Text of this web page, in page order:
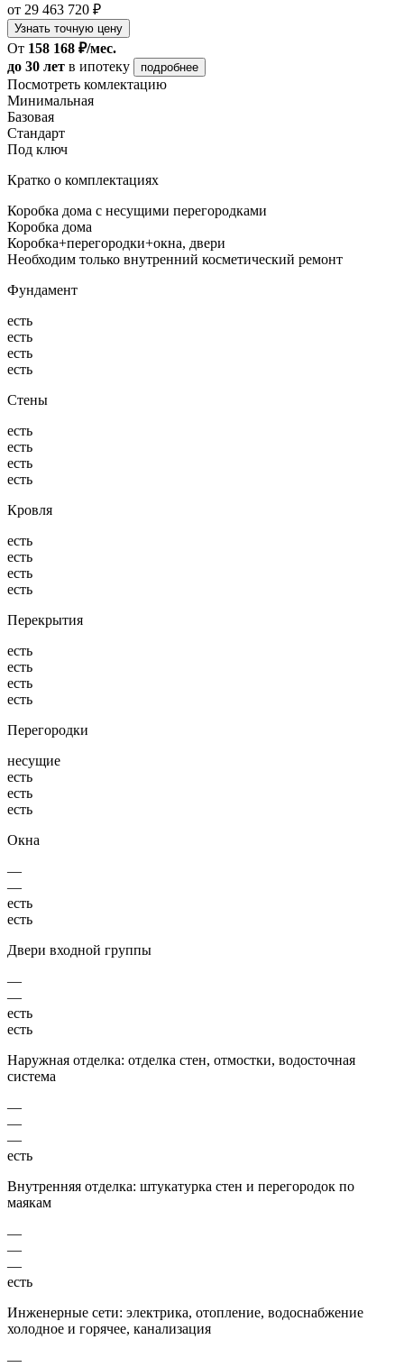
от 29 463 720 ₽
Узнать точную цену
От 158 168 ₽/мес.
до 30 лет в ипотеку подробнее
Посмотреть комлектацию
Минимальная
Базовая
Стандарт
Под ключ
Кратко о комплектациях
Коробка дома с несущими перегородками
Коробка дома
Коробка+перегородки+окна, двери
Необходим только внутренний косметический ремонт
Фундамент
есть
есть
есть
есть
Стены
есть
есть
есть
есть
Кровля
есть
есть
есть
есть
Перекрытия
есть
есть
есть
есть
Перегородки
несущие
есть
есть
есть
Окна
—
—
есть
есть
Двери входной группы
—
—
есть
есть
Наружная отделка: отделка стен, отмостки, водосточная
система
—
—
—
есть
Внутренняя отделка: штукатурка стен и перегородок по
маякам
—
—
—
есть
Инженерные сети: электрика, отопление, водоснабжение
холодное и горячее, канализация
—